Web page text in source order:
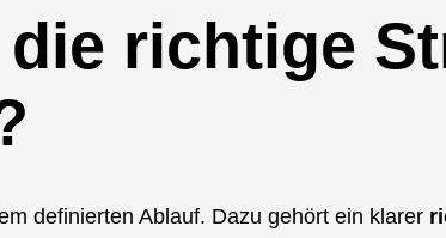
richtige
definierten Ablauf. Dazu gehört ein klarer